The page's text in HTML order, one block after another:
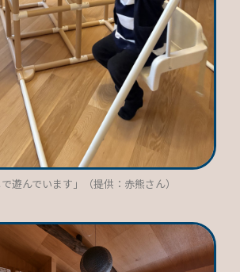
遊んでいます」（提供：赤熊さん）